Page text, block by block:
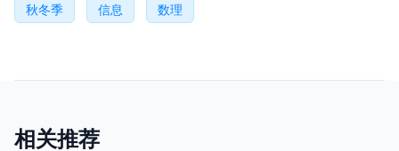
秋冬季 信息 数理
相关推荐